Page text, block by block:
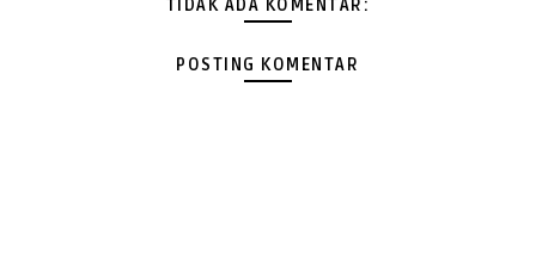
TIDAK ADA KOMENTAR:
POSTING KOMENTAR